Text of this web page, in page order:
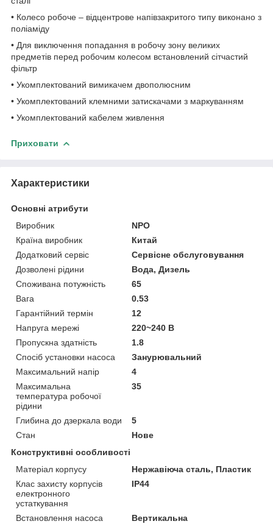
• Колесо робоче – відцентрове напівзакритого типу виконано з
поліаміду
• Для виключення попадання в робочу зону великих
предметів перед робочим колесом встановлений сітчастий
фільтр
• Укомплектований вимикачем двополюсним
• Укомплектований клемними затискачами з маркуванням
• Укомплектований кабелем живлення
Приховати
Характеристики
Основні атрибути
Виробник
NPO
Країна виробник
Китай
Додатковий сервіс
Сервісне обслуговування
Дозволені рідини
Вода, Дизель
Споживана потужність
65
Вага
0.53
Гарантійний термін
12
Напруга мережі
220~240 В
Пропускна здатність
1.8
Спосіб установки насоса
Занурювальний
Максимальний напір
4
Максимальна
температура робочої
рідини
35
Глибина до дзеркала води
5
Стан
Нове
Конструктивні особливості
Матеріал корпусу
Нержавіюча сталь, Пластик
Клас захисту корпусів
електронного
устаткування
IP44
Встановлення насоса Вертикальна